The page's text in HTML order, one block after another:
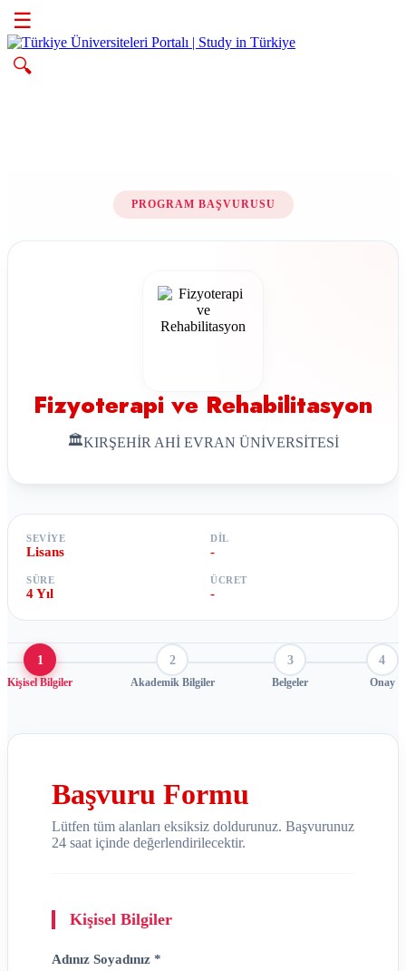
☰
🔍
PROGRAM BAŞVURUSU
Fizyoterapi ve Rehabilitasyon
🏛KIRŞEHİR AHİ EVRAN ÜNİVERSİTESİ
SEVIYE
Lisans
DIL
-
SÜRE
4 Yıl
ÜCRET
-
1
Kişisel Bilgiler
2
Akademik Bilgiler
3
Belgeler
4
Onay
Başvuru Formu
Lütfen tüm alanları eksiksiz doldurunuz. Başvurunuz
24 saat içinde değerlendirilecektir.
Kişisel Bilgiler
Adınız Soyadınız *